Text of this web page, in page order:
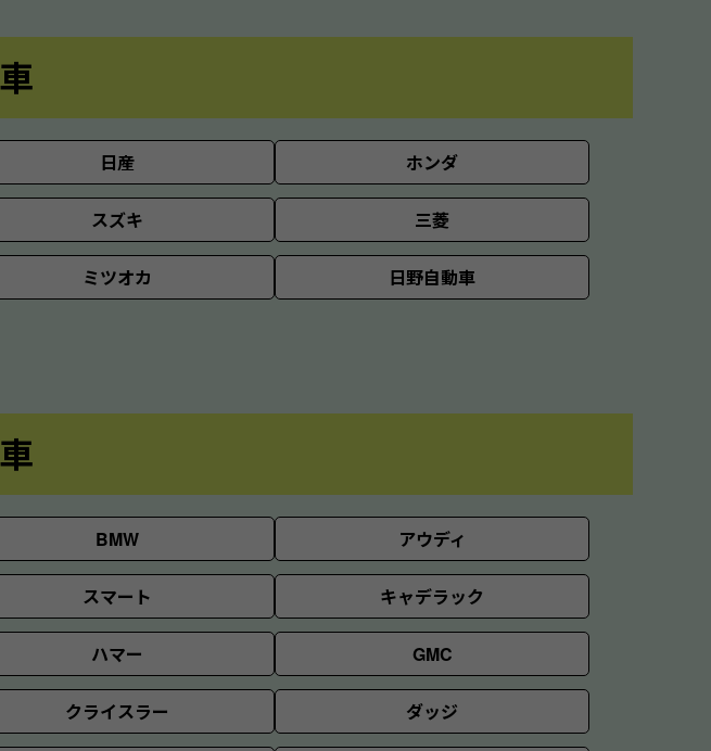
日産 ホンダ
スズキ 三菱
ミツオカ 日野自動車
BMW アウディ
スマート キャデラック
ハマー GMC
クライスラー ダッジ